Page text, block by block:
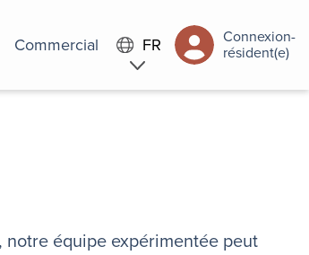
Commercial FR Connexion-
résident(e)
équipe expérimentée peut